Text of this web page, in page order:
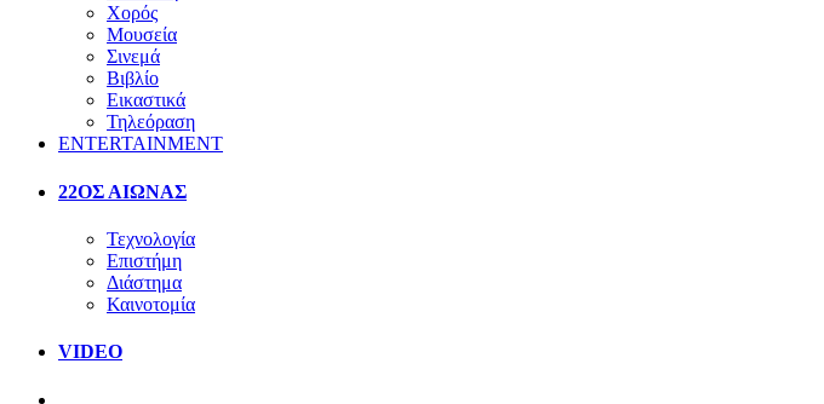
Χορός
Μουσεία
Σινεμά
Βιβλίο
Εικαστικά
Τηλεόραση
ENTERTAINMENT
22ΟΣ ΑΙΩΝΑΣ
Τεχνολογία
Επιστήμη
Διάστημα
Καινοτομία
VIDEO